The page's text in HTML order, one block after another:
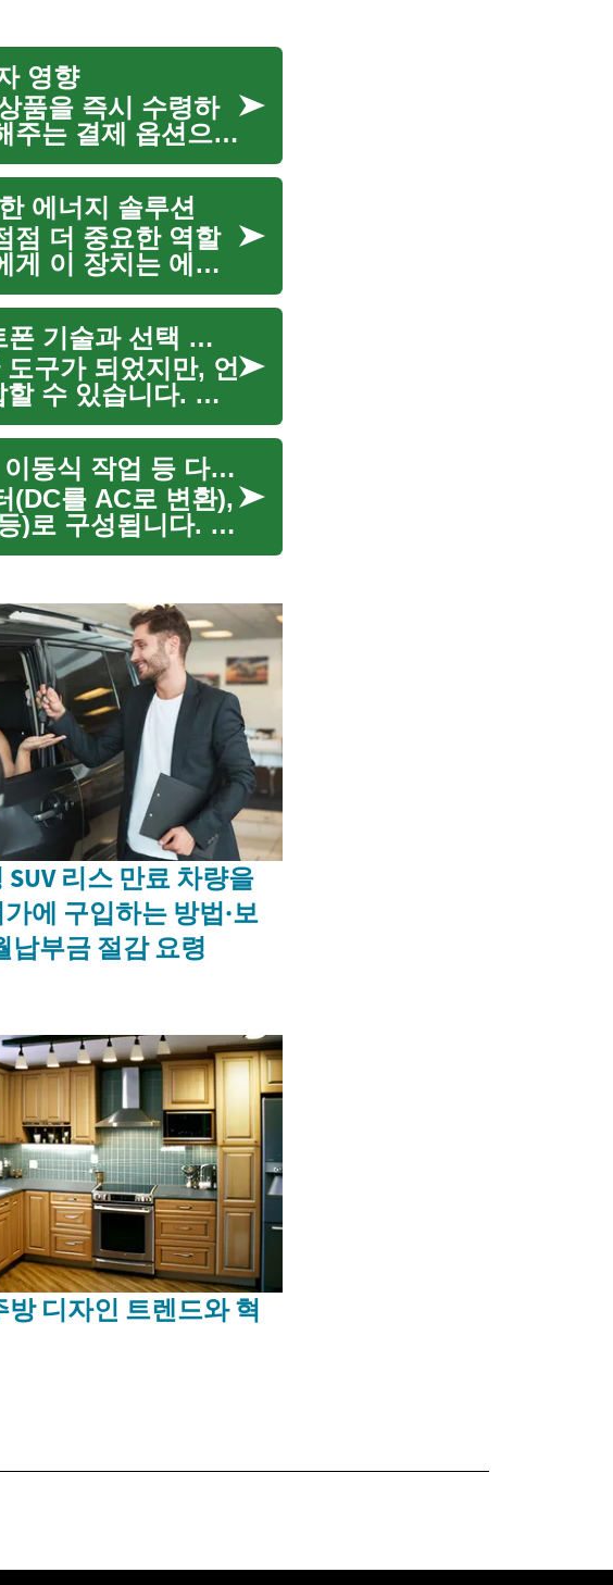
영향
품을 즉시 수령하
주는 결제 옵션으로
다. 이 기사에서는
에너지 솔루션
점 더 중요한 역할
게 이 장치는 에너
루션입니다. 이 기
휴대폰 구매와 업그레이드 가이드: 스마트폰 기술과 선택 요령
구가 되었지만, 언
수 있습니다. 이
구매와 업그레이드
휴대용 전원 스테이션은 캠핑, 재난 대비, 이동식 작업 등 다양한 상황에서 전력을 안정적으로 공급해 주는 장치입니다. 용량, 출력 포트, 무게, 충전 방식 등 선택 요소가 많아 처음 구매할 때 고민이 생기기 쉽습니다. 이 글은 휴대용 전원 스테이션의 핵심 기능과 선택 기준, 안전과 유지관리 팁, 실제 사용 사례를 쉽게 정리해 드립니다. 또한 제품 정보 확인 중 발생할 수 있는 API나 서비스 오류 사례와 대응 팁도 함께 다룹니다.
(DC를 AC로 변환),
)로 구성됩니다. 주
최대 출력(W),
리스 만료 차량을
에 구입하는 방법·보
납부금 절감 요령
방 디자인 트렌드와 혁